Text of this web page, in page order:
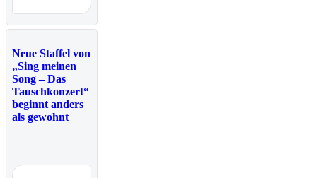
Neue Staffel von
„Sing meinen
Song – Das
Tauschkonzert“
beginnt anders
als gewohnt